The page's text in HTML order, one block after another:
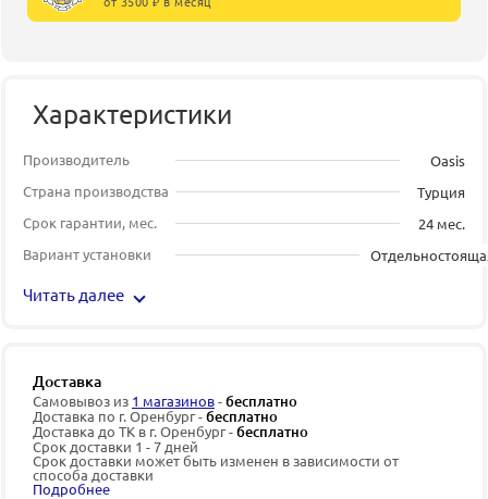
Характеристики
Производитель
Oasis
Страна производства
Турция
Срок гарантии, мес.
24 мес.
Вариант установки
Читать далее
Доставка
Самовывоз из 1 магазинов-бесплатно
Доставка по г. Оренбург -бесплатно
Доставка до ТК в г. Оренбург -бесплатно
Срок доставки 1 - 7 дней
Срок доставки может быть изменен в зависимости от
способа доставки
Подробнее